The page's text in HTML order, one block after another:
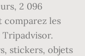
2 096
comparez les
stickers, objets